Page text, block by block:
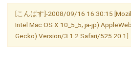
[こんぱす]-2008/09/16 16:30:15
Intel Mac OS X 10_5_5; ja-jp)
Gecko) Version/3.1.2 Safari/525.20.1]